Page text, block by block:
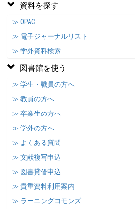
資料を探す
≫ OPAC
≫ 電子ジャーナルリスト
≫ 学外資料検索
図書館を使う
≫ 学生・職員の方へ
≫ 教員の方へ
≫ 卒業生の方へ
≫ 学外の方へ
≫ よくある質問
≫ 文献複写申込
≫ 図書貸借申込
≫ 貴重資料利用案内
≫ ラーニングコモンズ